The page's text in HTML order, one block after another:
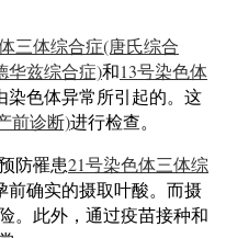
三体综合症(唐氏综合
华兹综合症)和13号染色体
染色体异常所引起的。这
前诊断)进行检查。
防罹患21号染色体三体综
前确实的摄取叶酸。而摄
。此外，通过疫苗接种和